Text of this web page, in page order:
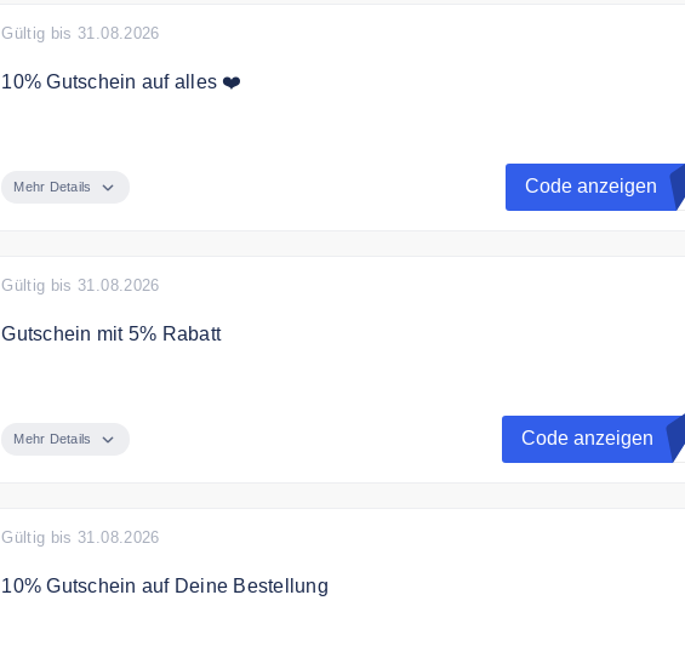
Gültig bis 31.08.2026
10% Gutschein auf alles ❤️
Bedingungen
Ab 30€ Mindestbestellwert. Dieser Gutschein ist in Verbindung mit anderen
Mehr Details Code anzeigen
Gültig bis 31.08.2026
Gutschein mit 5% Rabatt
Bedingungen
Dieser Gutscheincode ist nicht kombinierbar mit anderen Angeboten &
Mehr Details Code anzeigen
Gültig bis 31.08.2026
10% Gutschein auf Deine Bestellung